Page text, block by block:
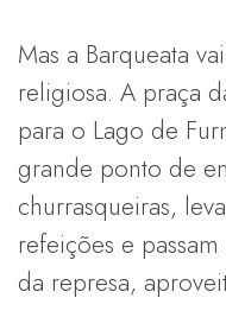
Mas a Barqueata
religiosa. A praça
para o Lago de
grande ponto de
churrasqueiras,
refeições e
da represa,